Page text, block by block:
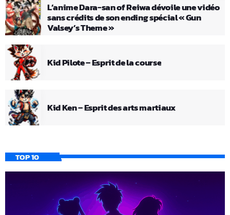
L’anime Dara-san of Reiwa dévoile une vidéo
sans crédits de son ending spécial « Gun
Valsey’s Theme »
Kid Pilote – Esprit de la course
Kid Ken – Esprit des arts martiaux
TOP 10